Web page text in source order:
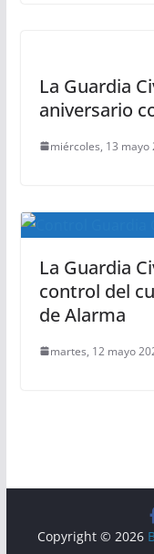
La Guardia
aniversario
miércoles, 13 mayo
La Guardia
control del
de Alarma
martes, 12 mayo
Copyright © 2026